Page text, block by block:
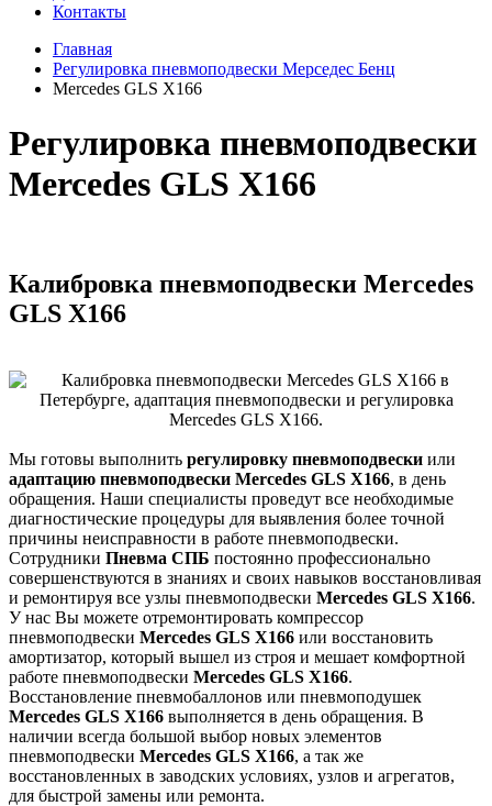
Контакты
Главная
Регулировка пневмоподвески Мерседес Бенц
Mercedes GLS X166
Регулировка пневмоподвески
Mercedes GLS X166
Калибровка пневмоподвески Mercedes
GLS X166
Мы готовы выполнить регулировку пневмоподвески или
адаптацию пневмоподвески Mercedes GLS X166, в день
обращения. Наши специалисты проведут все необходимые
диагностические процедуры для выявления более точной
причины неисправности в работе пневмоподвески.
Сотрудники Пневма СПБ постоянно профессионально
совершенствуются в знаниях и своих навыков восстановливая
и ремонтируя все узлы пневмоподвески Mercedes GLS X166.
У нас Вы можете отремонтировать компрессор
пневмоподвески Mercedes GLS X166 или восстановить
амортизатор, который вышел из строя и мешает комфортной
работе пневмоподвески Mercedes GLS X166.
Восстановление пневмобаллонов или пневмоподушек
Mercedes GLS X166 выполняется в день обращения. В
наличии всегда большой выбор новых элементов
пневмоподвески Mercedes GLS X166, а так же
восстановленных в заводских условиях, узлов и агрегатов,
для быстрой замены или ремонта.